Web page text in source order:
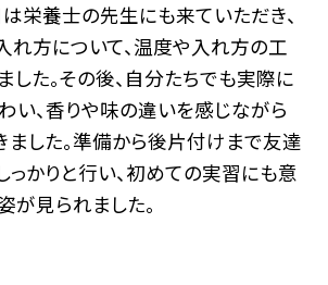
は栄養士の先生にも来ていただき、
れ方について、温度や入れ方の工
した。その後、自分たちでも実際に
い、香りや味の違いを感じながら
ました。準備から後片付けまで友達
っかりと行い、初めての実習にも意
が見られました。